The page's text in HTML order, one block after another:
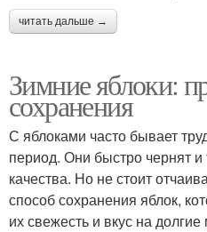
читать дальше →
Зимние яблоки:
сохранения
С яблоками часто бывает
период. Они быстро чернят
качества. Но не стоит
способ сохранения яблок,
их свежесть и вкус на